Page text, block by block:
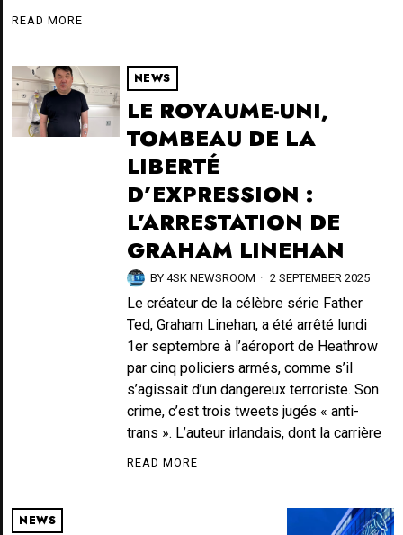
READ MORE
NEWS
LE ROYAUME-UNI,
TOMBEAU DE LA
LIBERTÉ
D’EXPRESSION :
L’ARRESTATION DE
GRAHAM LINEHAN
BY 4SK NEWSROOM 2 SEPTEMBER 2025
Le créateur de la célèbre série Father
Ted, Graham Linehan, a été arrêté lundi
1er septembre à l’aéroport de Heathrow
par cinq policiers armés, comme s’il
s’agissait d’un dangereux terroriste. Son
crime, c’est trois tweets jugés « anti-
trans ». L’auteur irlandais, dont la carrière
READ MORE
NEWS